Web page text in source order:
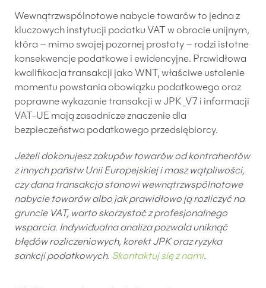
Wewnątrzwspólnotowe nabycie towarów to jedna z
kluczowych instytucji podatku VAT w obrocie unijnym,
która – mimo swojej pozornej prostoty – rodzi istotne
konsekwencje podatkowe i ewidencyjne. Prawidłowa
kwalifikacja transakcji jako WNT, właściwe ustalenie
momentu powstania obowiązku podatkowego oraz
poprawne wykazanie transakcji w JPK_V7 i informacji
VAT-UE mają zasadnicze znaczenie dla
bezpieczeństwa podatkowego przedsiębiorcy.
Jeżeli dokonujesz zakupów towarów od kontrahentów
z innych państw Unii Europejskiej i masz wątpliwości,
czy dana transakcja stanowi wewnątrzwspólnotowe
nabycie towarów albo jak prawidłowo ją rozliczyć na
gruncie VAT, warto skorzystać z profesjonalnego
wsparcia. Indywidualna analiza pozwala uniknąć
błędów rozliczeniowych, korekt JPK oraz ryzyka
sankcji podatkowych. Skontaktuj się z nami.